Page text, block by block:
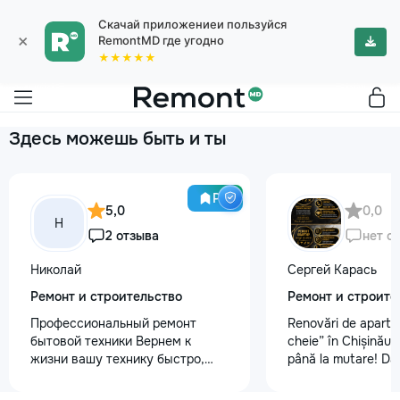
×
Скачай приложениеи пользуйся
RemontMD где угодно
★★★★★
Здесь можешь быть и ты
Pro
Н
5,0
2 отзыва
Николай
Ремонт и строительство
Профессиональный ремонт
бытовой техники Вернем к
жизни вашу технику быстро,
0,0
нет
Сергей Карась
Ремонт и
Renovări de
cheie” în Chișinău
până la mutare!